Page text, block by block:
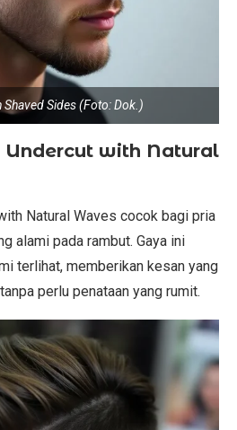
Sides (Foto: Dok.)
Undercut with Natural
Natural Waves cocok bagi pria
alami pada rambut. Gaya ini
terlihat, memberikan kesan yang
perlu penataan yang rumit.